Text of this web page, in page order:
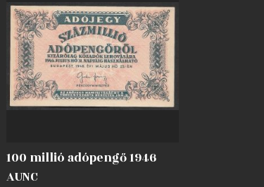
100 millió adópengő 1946
AUNC